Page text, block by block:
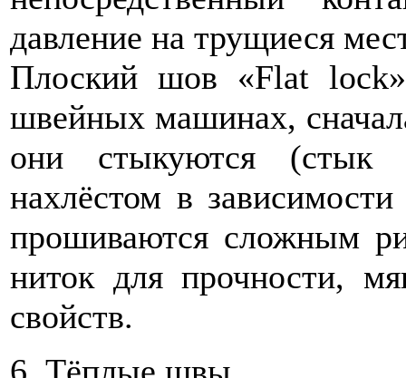
давление на трущиеся
Плоский шов «Flat lock»
швейных машинах,
они стыкуются (стык
нахлёстом в
прошиваются сложным
ниток для прочности,
свойств.